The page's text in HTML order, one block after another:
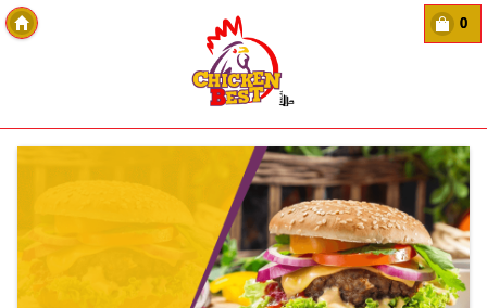
0
Copyright Des-click